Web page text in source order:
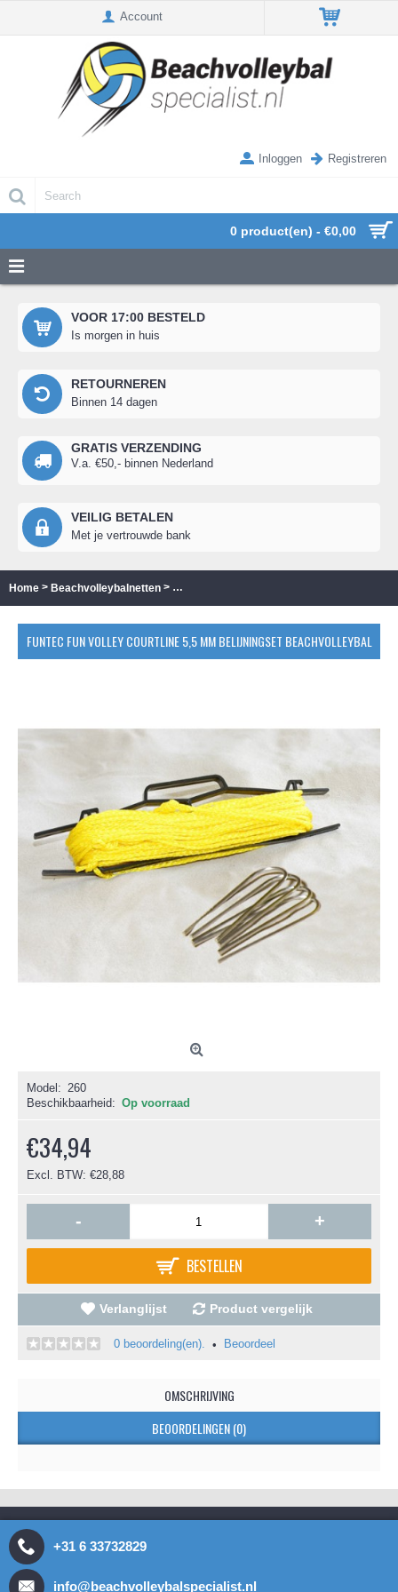
Account
Inloggen Registreren
0 product(en) - €0,00
VOOR 17:00 BESTELD
Is morgen in huis
RETOURNEREN
Binnen 14 dagen
GRATIS VERZENDING
V.a. €50,- binnen Nederland
VEILIG BETALEN
Met je vertrouwde bank
Home > Beachvolleybalnetten > FUNTEC Fun Volley Courtline 5,5 mm
FUNTEC FUN VOLLEY COURTLINE 5,5 MM BELIJNINGSET BEACHVOLLEYBAL
Model: 260
Beschikbaarheid: Op voorraad
€34,94
Excl. BTW: €28,88
- +
BESTELLEN
Verlanglijst Product vergelijk
0 beoordeling(en). • Beoordeel
OMSCHRIJVING
BEOORDELINGEN (0)
+31 6 33732829
info@beachvolleybalspecialist.nl